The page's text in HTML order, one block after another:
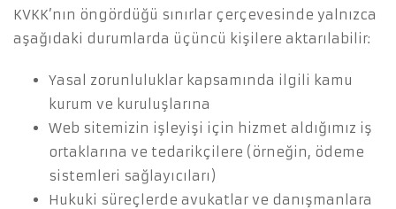
KVKK’nın öngördüğü sınırlar çerçevesinde yalnızca
aşağıdaki durumlarda üçüncü kişilere aktarılabilir:
Yasal zorunluluklar kapsamında ilgili kamu
kurum ve kuruluşlarına
Web sitemizin işleyişi için hizmet aldığımız iş
ortaklarına ve tedarikçilere (örneğin, ödeme
sistemleri sağlayıcıları)
Hukuki süreçlerde avukatlar ve danışmanlara